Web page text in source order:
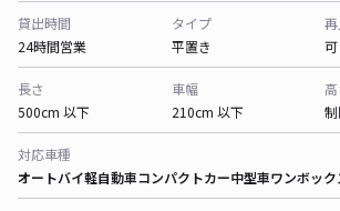
貸出時間
24時間営業
タイプ
平置き
可
長さ
500cm 以下
車幅
210cm 以下
対応車種
オートバイ軽自動車コンパクトカー中型車ワンボック